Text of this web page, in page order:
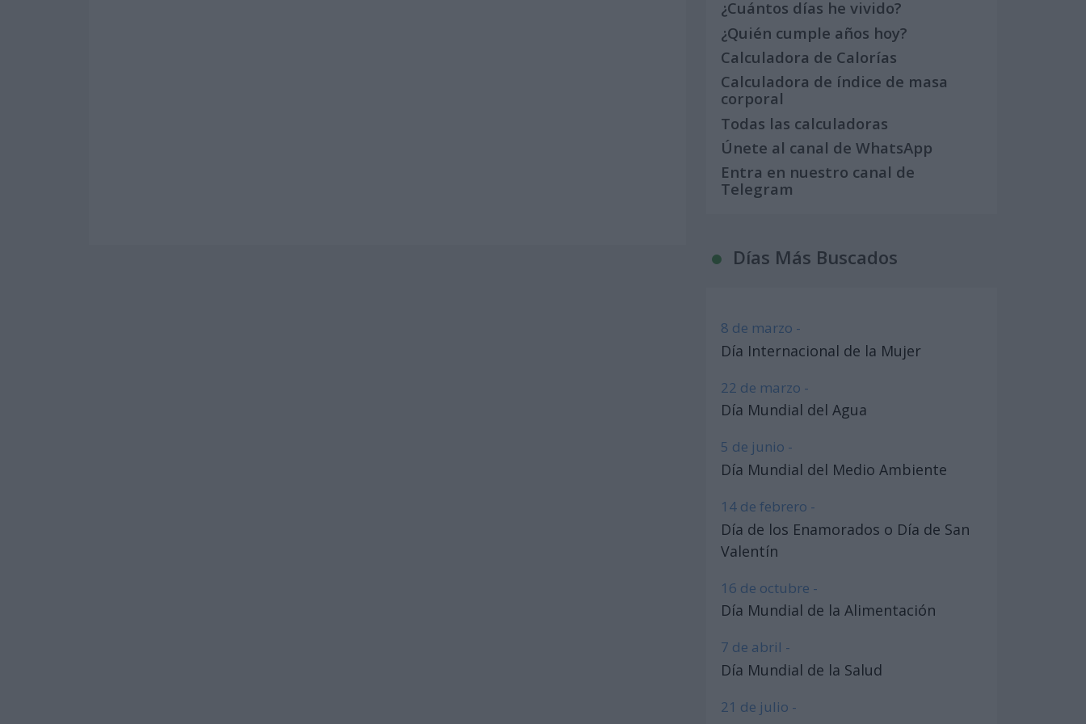
¿Cuántos días he vivido?
¿Quién cumple años hoy?
Calculadora de Calorías
Calculadora de índice de masa
corporal
Todas las calculadoras
Únete al canal de WhatsApp
Entra en nuestro canal de
Telegram
Días Más Buscados
8 de marzo -
Día Internacional de la Mujer
22 de marzo -
Día Mundial del Agua
5 de junio -
Día Mundial del Medio Ambiente
14 de febrero -
Día de los Enamorados o Día de San
Valentín
16 de octubre -
Día Mundial de la Alimentación
7 de abril -
Día Mundial de la Salud
21 de julio -